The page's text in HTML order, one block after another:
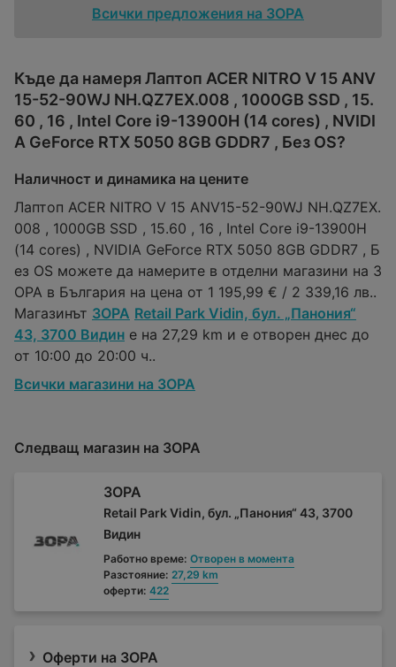
Всички предложения на ЗОРА
Къде да намеря Лаптоп ACER NITRO V 15 ANV
15-52-90WJ NH.QZ7EX.008 , 1000GB SSD , 15.
60 , 16 , Intel Core i9-13900H (14 cores) , NVIDI
A GeForce RTX 5050 8GB GDDR7 , Без OS?
Наличност и динамика на цените
Лаптоп ACER NITRO V 15 ANV15-52-90WJ NH.QZ7EX.
008 , 1000GB SSD , 15.60 , 16 , Intel Core i9-13900H
(14 cores) , NVIDIA GeForce RTX 5050 8GB GDDR7 , Б
ез OS можете да намерите в отделни магазини на З
ОРА в България на цена от 1 195,99 € / 2 339,16 лв..
Магазинът ЗОРА Retail Park Vidin, бул. „Панония“
43, 3700 Видин е на 27,29 km и е отворен днес до
от 10:00 до 20:00 ч..
Всички магазини на ЗОРА
Следващ магазин на ЗОРА
ЗОРА
Retail Park Vidin, бул. „Панония“ 43, 3700
Видин
Работно време: Отворен в момента
Разстояние: 27,29 km
оферти: 422
Оферти на ЗОРА